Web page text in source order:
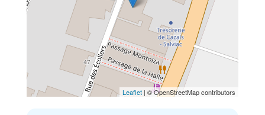
Leaflet | © OpenStreetMap contributors